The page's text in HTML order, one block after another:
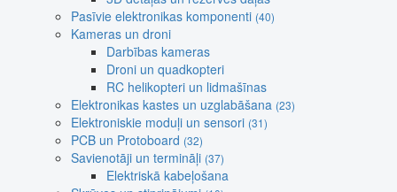
Pasīvie elektronikas komponenti (40)
Kameras un droni
Darbības kameras
Droni un quadkopteri
RC helikopteri un lidmašīnas
Elektronikas kastes un uzglabāšana (23)
Elektroniskie moduļi un sensori (31)
PCB un Protoboard (32)
Savienotāji un termināļi (37)
Elektriskā kabeļošana